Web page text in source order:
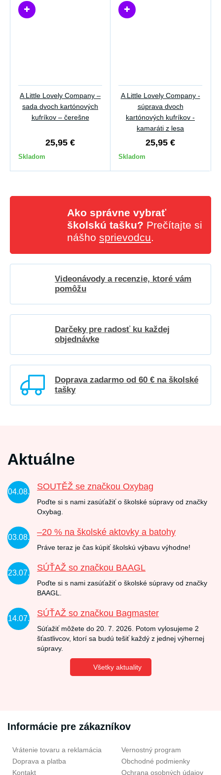
A Little Lovely Company –
sada dvoch kartónových
kufríkov – čerešne
25,95 €
Skladom
A Little Lovely Company -
súprava dvoch
kartónových kufríkov -
kamaráti z lesa
25,95 €
Skladom
Ako správne vybrať
školskú tašku? Prečítajte si
nášho sprievodcu.
Videonávody a recenzie, ktoré vám
pomôžu
Darčeky pre radosť ku každej
objednávke
Doprava zadarmo od 60 € na školské
tašky
Aktuálne
04.08.
SOUTĚŽ se značkou Oxybag
Poďte si s nami zasúťažiť o školské súpravy od značky
Oxybag.
03.08.
–20 % na školské aktovky a batohy
Práve teraz je čas kúpiť školskú výbavu výhodne!
23.07.
SÚŤAŽ so značkou BAAGL
Poďte si s nami zasúťažiť o školské súpravy od značky
BAAGL.
14.07.
SÚŤAŽ so značkou Bagmaster
Súťažiť môžete do 20. 7. 2026. Potom vylosujeme 2
šťastlivcov, ktorí sa budú tešiť každý z jednej výhernej
súpravy.
Všetky aktuality
Informácie pre zákazníkov
Vrátenie tovaru a reklamácia
Doprava a platba
Kontakt
Vernostný program
Obchodné podmienky
Ochrana osobných údajov